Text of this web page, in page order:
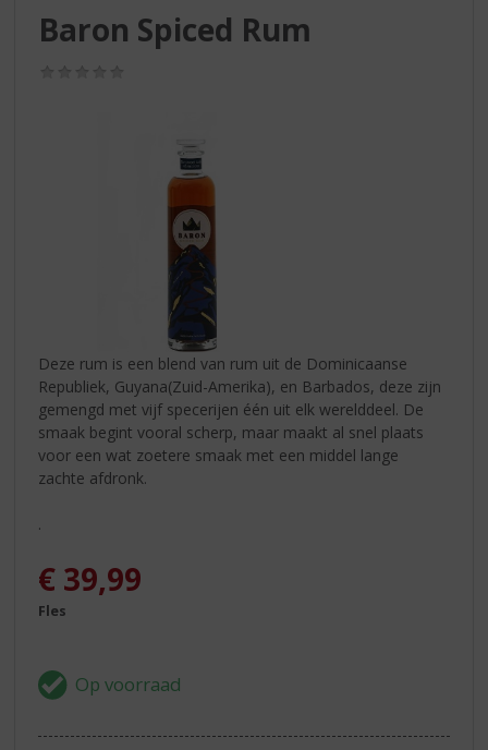
Baron Spiced Rum
Deze rum is een blend van rum uit de Dominicaanse
Republiek, Guyana(Zuid-Amerika), en Barbados, deze zijn
gemengd met vijf specerijen één uit elk werelddeel. De
smaak begint vooral scherp, maar maakt al snel plaats
voor een wat zoetere smaak met een middel lange
zachte afdronk.
.
€ 39,99
Fles